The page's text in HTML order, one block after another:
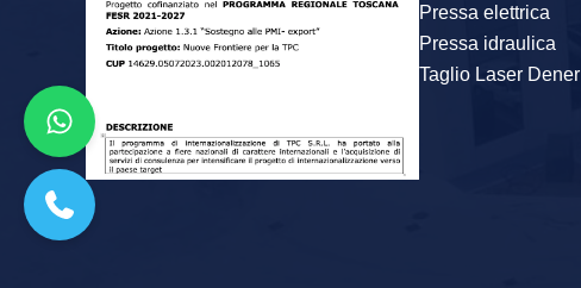
Pressa elettrica
Pressa idraulica
Taglio Laser Dener